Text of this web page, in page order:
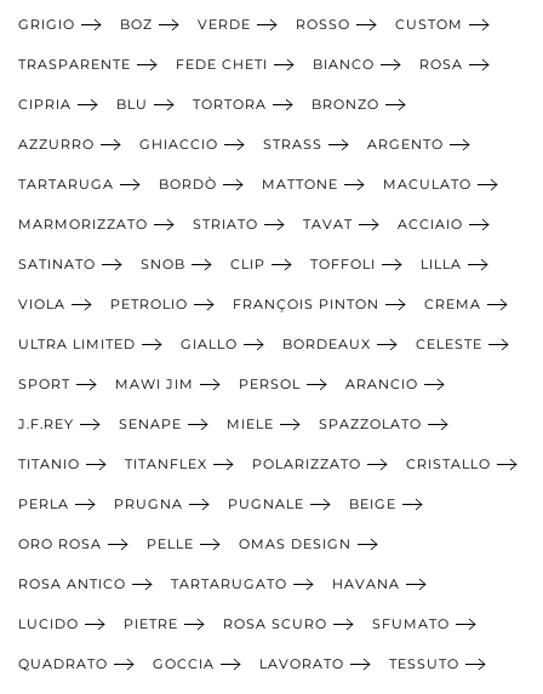
GRIGIO BOZ VERDE ROSSO CUSTOM
TRASPARENTE FEDE CHETI BIANCO ROSA
CIPRIA BLU TORTORA BRONZO
AZZURRO GHIACCIO STRASS ARGENTO
TARTARUGA BORDÒ MATTONE MACULATO
MARMORIZZATO STRIATO TAVAT ACCIAIO
SATINATO SNOB CLIP TOFFOLI LILLA
VIOLA PETROLIO FRANÇOIS PINTON CREMA
ULTRA LIMITED GIALLO BORDEAUX CELESTE
SPORT MAWI JIM PERSOL ARANCIO
J.F.REY SENAPE MIELE SPAZZOLATO
TITANIO TITANFLEX POLARIZZATO CRISTALLO
PERLA PRUGNA PUGNALE BEIGE
ORO ROSA PELLE OMAS DESIGN
ROSA ANTICO TARTARUGATO HAVANA
LUCIDO PIETRE ROSA SCURO SFUMATO
QUADRATO GOCCIA LAVORATO TESSUTO